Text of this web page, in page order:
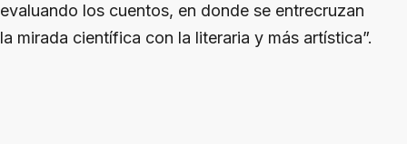
evaluando los cuentos, en donde se entrecruzan
la mirada científica con la literaria y más artística”.